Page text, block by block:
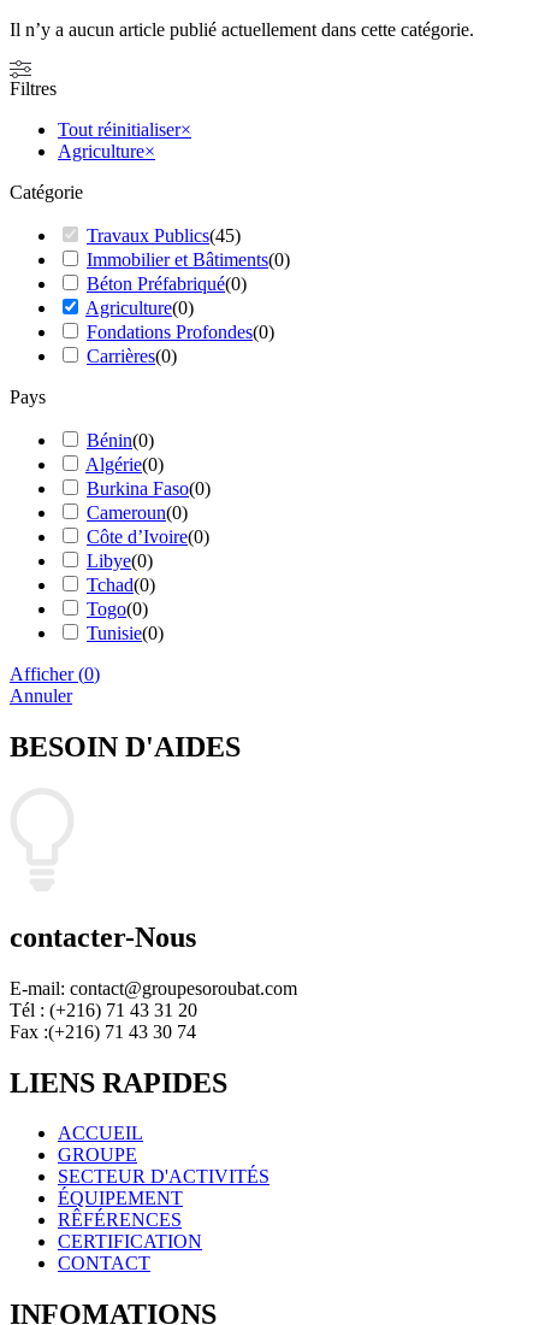
Il n’y a aucun article publié actuellement dans cette catégorie.
Filtres
Tout réinitialiser×
Agriculture×
Catégorie
Travaux Publics(45)
Immobilier et Bâtiments(0)
Béton Préfabriqué(0)
Agriculture(0)
Fondations Profondes(0)
Carrières(0)
Pays
Bénin(0)
Algérie(0)
Burkina Faso(0)
Cameroun(0)
Côte d’Ivoire(0)
Libye(0)
Tchad(0)
Togo(0)
Tunisie(0)
Afficher(0)
Annuler
BESOIN D'AIDES
contacter-Nous
E-mail: contact@groupesoroubat.com
Tél : (+216) 71 43 31 20
Fax :(+216) 71 43 30 74
LIENS RAPIDES
ACCUEIL
GROUPE
SECTEUR D'ACTIVITÉS
ÉQUIPEMENT
RÊFÉRENCES
CERTIFICATION
CONTACT
INFOMATIONS